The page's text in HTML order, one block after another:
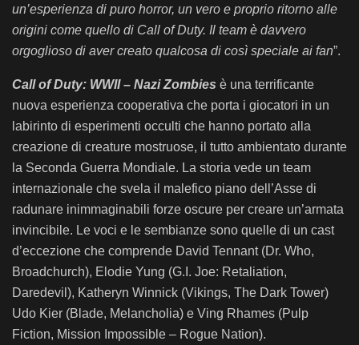
un’esperienza di puro horror, un vero e proprio ritorno alle
origini come quello di Call of Duty. Il team è davvero
orgoglioso di aver creato qualcosa di così speciale ai fan”.
Call of Duty: WWII – Nazi Zombies è una terrificante
nuova esperienza cooperativa che porta i giocatori in un
labirinto di esperimenti occulti che hanno portato alla
creazione di creature mostruose, il tutto ambientato durante
la Seconda Guerra Mondiale. La storia vede un team
internazionale che svela il malefico piano dell’Asse di
radunare inimmaginabili forze oscure per creare un’armata
invincibile. Le voci e le sembianze sono quelle di un cast
d’eccezione che comprende David Tennant (Dr. Who,
Broadchurch), Elodie Yung (G.I. Joe: Retaliation,
Daredevil), Katheryn Winnick (Vikings, The Dark Tower)
Udo Kier (Blade, Melancholia) e Ving Rhames (Pulp
Fiction, Mission Impossible – Rogue Nation).